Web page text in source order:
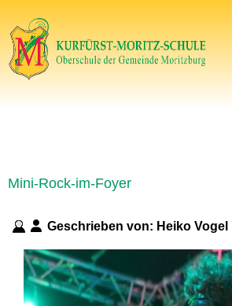
Mini-Rock-im-Foyer
Geschrieben von: Heiko Vogel